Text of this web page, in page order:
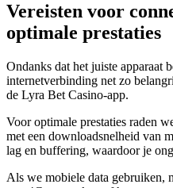
Vereisten voor
optimale prestaties
Ondanks dat het juiste apparaat
internetverbinding net zo
de Lyra Bet Casino-app.
Voor optimale prestaties raden
met een downloadsnelheid van
lag en buffering, waardoor je
Als we mobiele data gebruiken,